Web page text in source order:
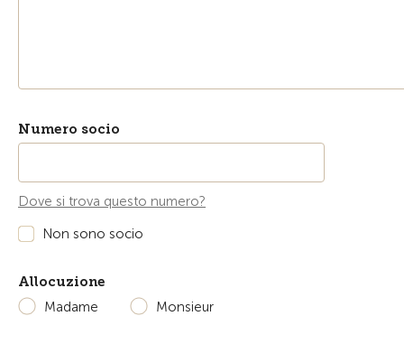
Numero socio
Dove si trova questo numero?
Non sono socio
Allocuzione
Madame
Monsieur